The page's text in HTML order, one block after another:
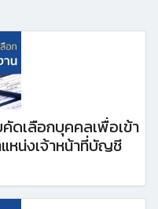
ดเลือกบุคคลเพื่อเข้า
หน่งเจ้าหน้าที่บัญชี